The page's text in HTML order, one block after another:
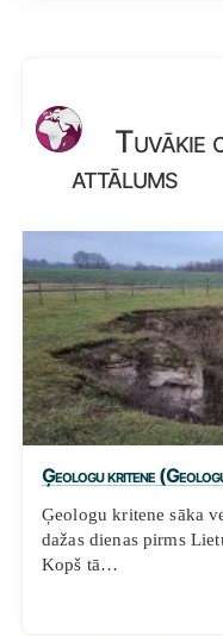
Tuvākie
attālums
Ģeologu kritene
Ģeologu kritene sāka
dažas dienas pirms
Kopš tā…